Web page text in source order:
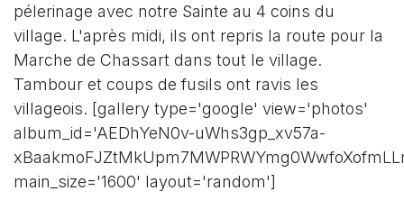
pélerinage avec notre Sainte au 4 coins du
village. L'après midi, ils ont repris la route pour la
Marche de Chassart dans tout le village.
Tambour et coups de fusils ont ravis les
villageois. [gallery type='google' view='photos'
album_id='AEDhYeN0v-uWhs3gp_xv57a-
main_size='1600' layout='random']